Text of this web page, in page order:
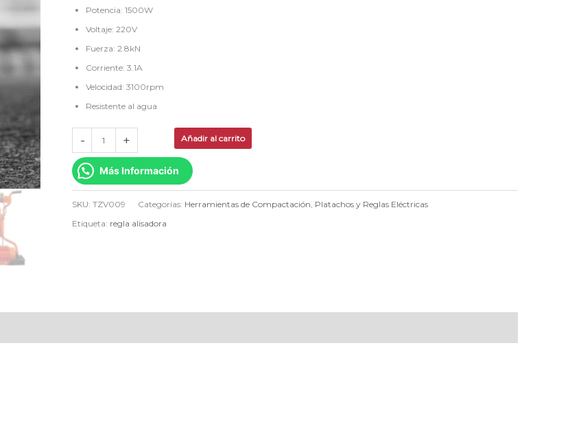
Potencia: 1500W
Voltaje: 220V
Fuerza: 2.8kN
Corriente: 3.1A
Velocidad: 3100rpm
Resistente al agua
-
cantidad
+ Añadir al carrito
Más Información
SKU:TZV009 Categorías: Herramientas de Compactación Platachos y Reglas Eléctricas
Etiqueta: regla alisadora